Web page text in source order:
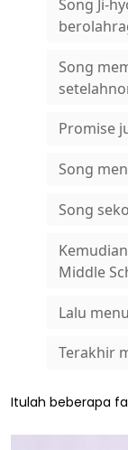
Song Ji-
Song
Promise
Song
Song
Middle
Lalu
Terakhir
Itulah beberapa